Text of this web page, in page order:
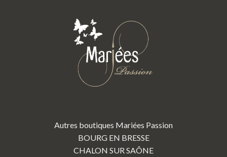
Autres boutiques Mariées Passion
BOURG EN BRESSE
CHALON SUR SAÔNE